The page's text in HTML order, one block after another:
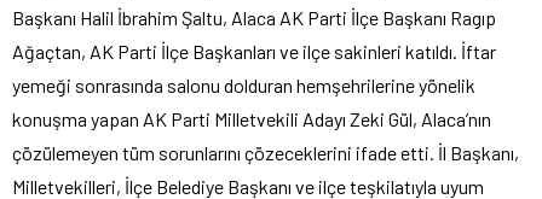
Başkanı Halil İbrahim Şaltu, Alaca AK Parti İlçe Başkanı Ragıp
Ağaçtan, AK Parti İlçe Başkanları ve ilçe sakinleri katıldı. İftar
yemeği sonrasında salonu dolduran hemşehrilerine yönelik
konuşma yapan AK Parti Milletvekili Adayı Zeki Gül, Alaca’nın
çözülemeyen tüm sorunlarını çözeceklerini ifade etti. İl Başkanı,
Milletvekilleri, İlçe Belediye Başkanı ve ilçe teşkilatıyla uyum